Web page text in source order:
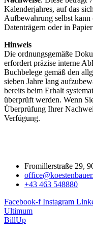
Kalenderjahres, auf das
Aufbewahrung selbst kann
Datenträgern oder in
Hinweis
Die ordnungsgemäße
erfordert präzise interne
Buchbelege gemäß den
sieben Jahre lang
bereits beim Erhalt
überprüft werden. Wenn
Überprüfung Ihrer
Verfügung.
Fromillerstraße 29,
+43 463 548880
Facebook-f Instagram
Ultimum
BillUp